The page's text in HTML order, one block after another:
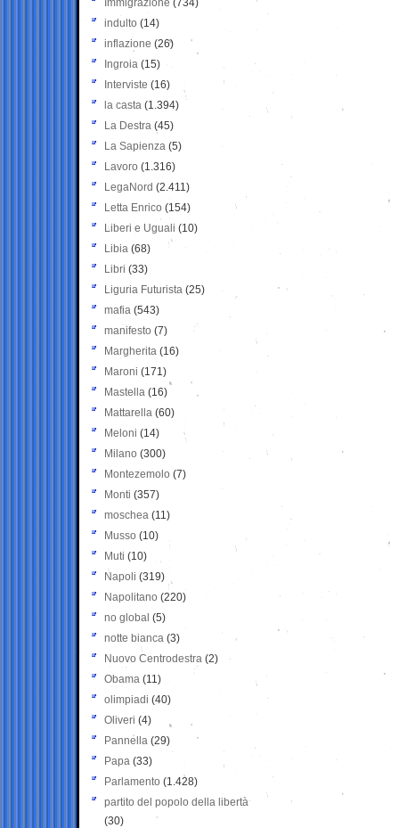
Immigrazione (734)
indulto (14)
inflazione (26)
Ingroia (15)
Interviste (16)
la casta (1.394)
La Destra (45)
La Sapienza (5)
Lavoro (1.316)
LegaNord (2.411)
Letta Enrico (154)
Liberi e Uguali (10)
Libia (68)
Libri (33)
Liguria Futurista (25)
mafia (543)
manifesto (7)
Margherita (16)
Maroni (171)
Mastella (16)
Mattarella (60)
Meloni (14)
Milano (300)
Montezemolo (7)
Monti (357)
moschea (11)
Musso (10)
Muti (10)
Napoli (319)
Napolitano (220)
no global (5)
notte bianca (3)
Nuovo Centrodestra (2)
Obama (11)
olimpiadi (40)
Oliveri (4)
Pannella (29)
Papa (33)
Parlamento (1.428)
partito del popolo della libertà
(30)